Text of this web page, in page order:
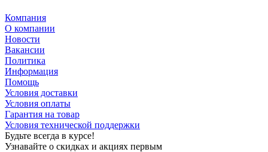
Компания
О компании
Новости
Вакансии
Политика
Информация
Помощь
Условия доставки
Условия оплаты
Гарантия на товар
Условия технической поддержки
Будьте всегда в курсе!
Узнавайте о скидках и акциях первым